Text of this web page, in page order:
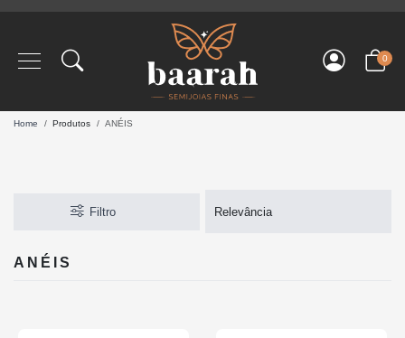
0
Home Produtos ANÉIS
Filtro
ANÉIS